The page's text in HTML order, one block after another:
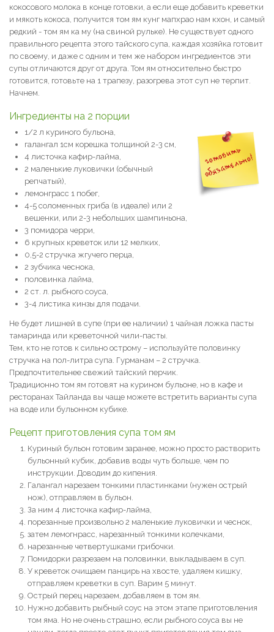
кокосового молока в конце готовки, а если еще добавить креветки
и мякоть кокоса, получится том ям кунг мапхрао нам кхон, и самый
редкий - том ям ка му (на свиной рульке). Не существует одного
правильного рецепта этого тайского супа, каждая хозяйка готовит
по своему, и даже с одним и тем же набором ингредиентов эти
супы отличаются друг от друга. Том ям относительно быстро
готовится, готовьте на 1 трапезу, разогрева этот суп не терпит.
Начнем.
Ингредиенты на 2 порции
1/2 л куриного бульона,
галангал 1см корешка толщиной 2-3 см,
4 листочка кафир-лайма,
2 маленькие луковички (обычный
репчатый),
лемонграсс 1 побег,
4-5 соломенных гриба (в идеале) или 2
вешенки, или 2-3 небольших шампиньона,
3 помидора черри,
6 крупных креветок или 12 мелких,
0,5-2 стручка жгучего перца,
2 зубчика чеснока,
половинка лайма,
2 ст. л. рыбного соуса,
3-4 листика кинзы для подачи.
Не будет лишней в супе (при ее наличии) 1 чайная ложка пасты
тамаринда или креветочной чили-пасты.
Тем, кто не готов к сильно острому – используйте половинку
стручка на пол-литра супа. Гурманам – 2 стручка.
Предпочтительнее свежий тайский перчик.
Традиционно том ям готовят на курином бульоне, но в кафе и
ресторанах Тайланда вы чаще можете встретить варианты супа
на воде или бульонном кубике.
Рецепт приготовления супа том ям
Куриный бульон готовим заранее, можно просто растворить
бульонный кубик, добавив воды чуть больше, чем по
инструкции. Доводим до кипения.
Галангал нарезаем тонкими пластинками (нужен острый
нож), отправляем в бульон.
За ним 4 листочка кафир-лайма,
порезанные произвольно 2 маленькие луковички и чеснок,
затем лемогнрасс, нарезанный тонкими колечками,
нарезанные четвертушками грибочки.
Помидорки разрезаем на половинки, выкладываем в суп.
У креветок очищаем панцирь на хвосте, удаляем кишку,
отправляем креветки в суп. Варим 5 минут.
Острый перец нарезаем, добавляем в том ям.
Нужно добавить рыбный соус на этом этапе приготовления
том яма. Но не очень страшно, если рыбного соуса вы не